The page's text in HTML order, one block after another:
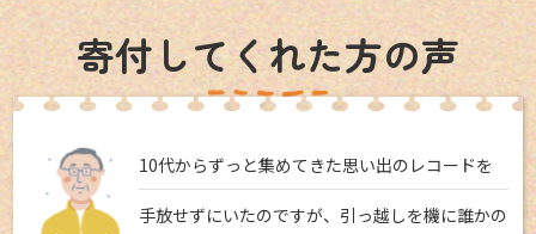
寄付してくれた方の声
10代からずっと集めてきた思い出のレコードを
手放せずにいたのですが、引っ越しを機に誰かの